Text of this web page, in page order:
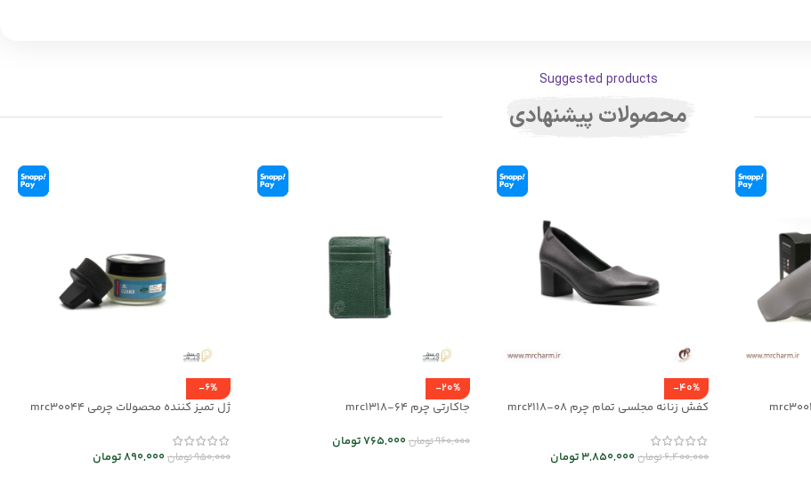
Suggested products
محصولات پیشنهادی
-40%
کفش زنانه مجلسی تمام چرم mrc2118-08
6,400,000تومان3,850,000تومان
-20%
جاکارتی چرم mrc1318-64
960,000تومان765,000تومان
-6%
ژل تمیز کننده محصولات چرمی mrc30044
950,000تومان890,000تومان